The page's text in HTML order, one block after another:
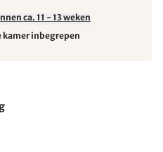
ca. 11 - 13 weken
kamer inbegrepen